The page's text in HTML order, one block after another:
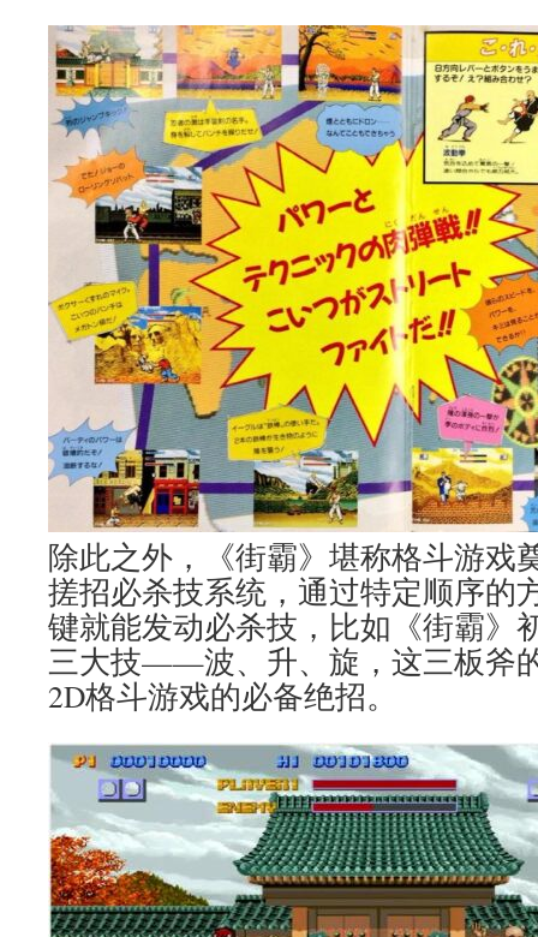
除此之外，《街霸》堪称格斗游戏
搓招必杀技系统，通过特定顺序的
键就能发动必杀技，比如《街霸》
三大技——波、升、旋，这三板斧
2D格斗游戏的必备绝招。